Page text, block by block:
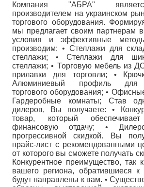
Компания "AБРА"
производителем на украинском
торгового оборудования.
мы предлагает своим партнерам
условия и эффективные
производим: • Стеллажи для
стеллажи; • Стеллажи для
стеллажи; • Торговую мебель из
прилавки для торговли; •
Алюминиевый профиль для
торгового оборудования; •
Гардеробные комнаты; Став
дилеров, Вы получаете: •
товар, который
финансовую отдачу; •
прогрессивной скидкой. Вы
прайс-лист с рекомендованными
от которого вы сможете получать
Конкурентное преимущество, так
вашего региона, обратившиеся
будут направлены к вам. •